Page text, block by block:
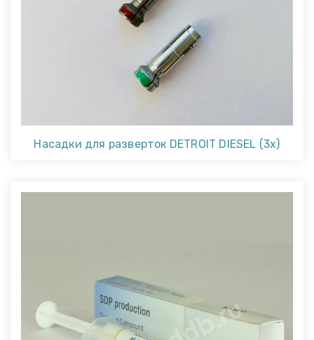
Насадки для разверток DETROIT DIESEL (3x)